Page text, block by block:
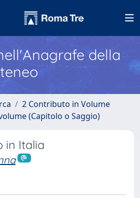
della
2 Contributo in Volume
(Capitolo o Saggio)
in Italia